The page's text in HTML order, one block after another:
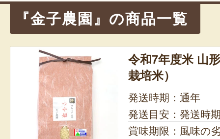
『金子農園』の商品一覧
令和7年度米 山
栽培米）
発送時期：通年
発送目安：発送時
賞味期限：風味の